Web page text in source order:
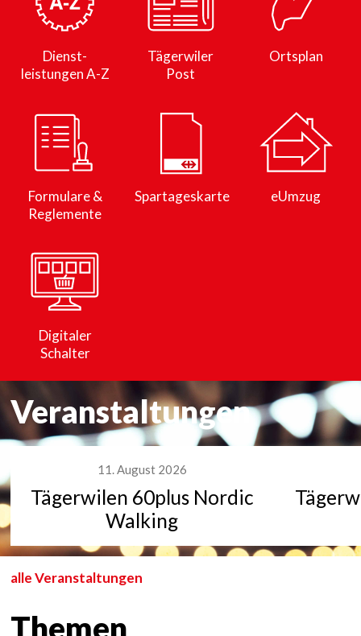
Dienst­
leistungenA-Z
Tägerwiler
Post
Ortsplan
Formulare &
Reglemente
Spartageskarte eUmzug
Digitaler
Schalter
Veranstaltungen
Tägerwilen 60plus Nordic
Walking
11. August 2026
alle Veranstaltungen
Themen